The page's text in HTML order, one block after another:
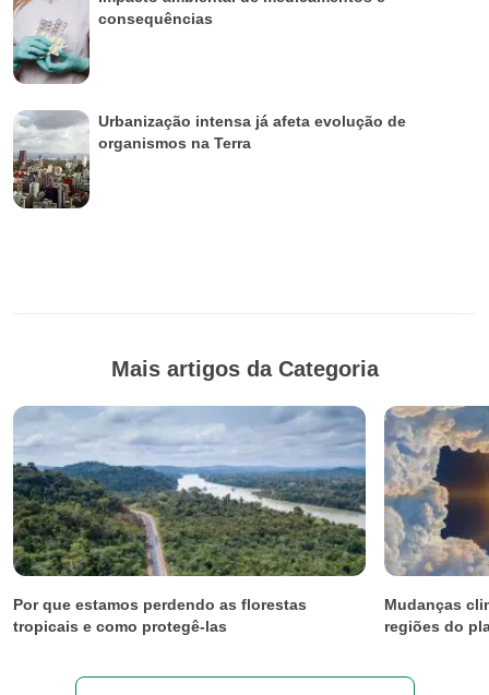
consequências
Urbanização intensa já afeta evolução de
organismos na Terra
Mais artigos da Categoria
Por que estamos perdendo as florestas
tropicais e como protegê-las
Mudanças
regiões do